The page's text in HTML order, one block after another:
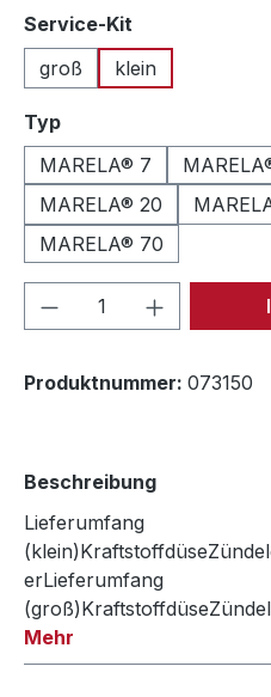
Service-Kit
groß
klein
Typauswählen
MARELA® 7
MARELA® 20
MARELA® 70
Produkt Anzahl:
Produktnummer: 073150
Beschreibung
Lieferumfang
erLieferumfang
Mehr